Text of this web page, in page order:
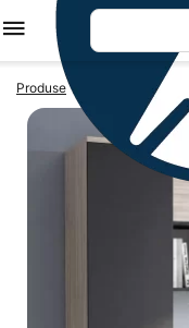
Produse Birouri cu